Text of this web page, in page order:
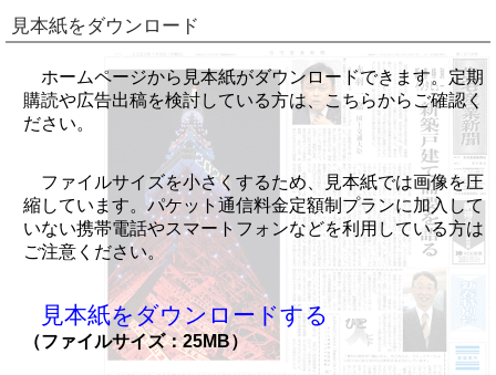
見本紙をダウンロード
ホームページから見本紙がダウンロードできます。定期
購読や広告出稿を検討している方は、こちらからご確認く
ださい。
ファイルサイズを小さくするため、見本紙では画像を圧
縮しています。パケット通信料金定額制プランに加入して
いない携帯電話やスマートフォンなどを利用している方は
ご注意ください。
見本紙をダウンロードする
（ファイルサイズ：25MB）